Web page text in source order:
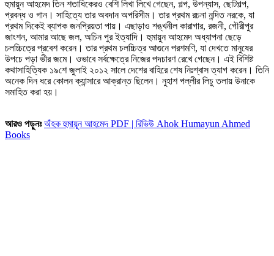
হুমায়ুন আহমেদ তিন শতাধিকেরও বেশি লিখা লিখে গেছেন, গল্প, উপন্যাস, ছোটগল্প,
প্রবন্ধ ও গান। সাহিত্যে তার অবদান অপরিসীম। তার প্রথম রচনা নন্দিত নরকে, যা
প্রথম দিকেই ব্যাপক জনপ্রিয়তা পায়। এছাড়াও শঙ্খনীল কারাগার, রজনী, গৌরীপুর
জাংশন, আমার আছে জল, অচিন পুর ইত্যাদি। হুমায়ুন আহমেদ অধ্যাপনা ছেড়ে
চলচ্চিত্রে প্রবেশ করেন। তার প্রথম চলচ্চিত্র আগুনে পরশমণি, যা দেখতে মানুষের
উপচে পড়া ভীর জমে। ওভাবে সর্বক্ষেত্রে নিজের পদচারণ রেখে গেছেন। এই বিশিষ্ট
কথাসাহিত্যিক ১৯শে জুলাই ২০১২ সালে দেশের বাহিরে শেষ নিঃশ্বাস ত্যাগ করেন। তিনি
অনেক দিন ধরে কোলন ক্যান্সারে আক্রান্ত ছিলেন। নুহাশ পল্লীর লিচু তলায় উনাকে
সমাহিত করা হয়।
আরও পড়ুনঃঅঁহক হুমায়ূন আহমেদ PDF | রিভিউ Ahok Humayun Ahmed
Books